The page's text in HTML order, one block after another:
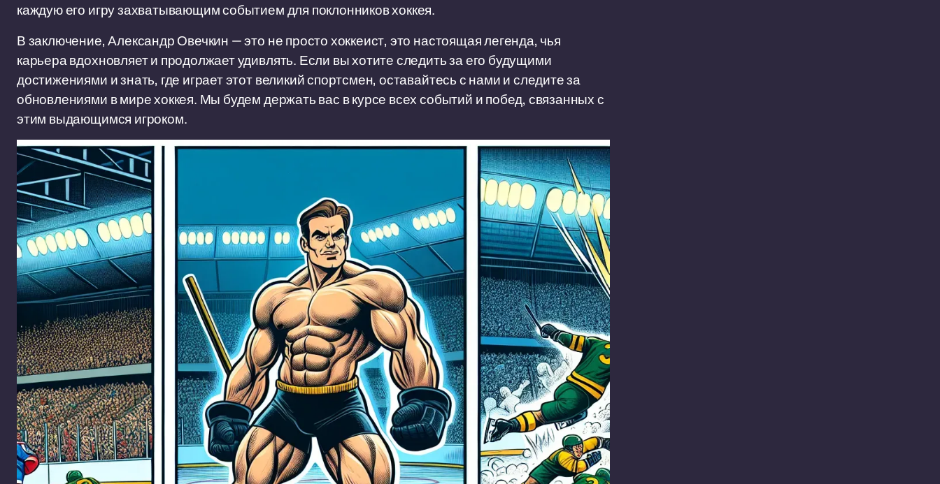
каждую его игру захватывающим событием для поклонников хоккея.
В заключение, Александр Овечкин — это не просто хоккеист, это настоящая легенда, чья
карьера вдохновляет и продолжает удивлять. Если вы хотите следить за его будущими
достижениями и знать, где играет этот великий спортсмен, оставайтесь с нами и следите за
обновлениями в мире хоккея. Мы будем держать вас в курсе всех событий и побед, связанных с
этим выдающимся игроком.